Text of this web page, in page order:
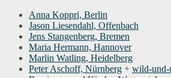
Anna Koppri, Berlin
Jason Liesendahl, Offenbach
Jens Stangenberg, Bremen
Maria Hermann, Hannover
Marlin Watling, Heidelberg
Peter Aschoff, Nürnberg + wild-und-